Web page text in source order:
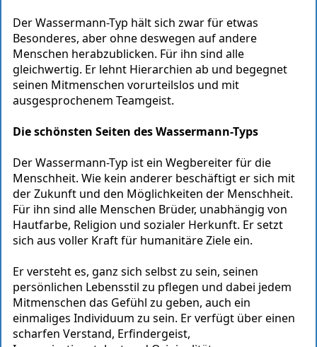
Der Wassermann-Typ hält sich zwar für etwas
Besonderes, aber ohne deswegen auf andere
Menschen herabzublicken. Für ihn sind alle
gleichwertig. Er lehnt Hierarchien ab und begegnet
seinen Mitmenschen vorurteilslos und mit
ausgesprochenem Teamgeist.
Die schönsten Seiten des Wassermann-Typs
Der Wassermann-Typ ist ein Wegbereiter für die
Menschheit. Wie kein anderer beschäftigt er sich mit
der Zukunft und den Möglichkeiten der Menschheit.
Für ihn sind alle Menschen Brüder, unabhängig von
Hautfarbe, Religion und sozialer Herkunft. Er setzt
sich aus voller Kraft für humanitäre Ziele ein.
Er versteht es, ganz sich selbst zu sein, seinen
persönlichen Lebensstil zu pflegen und dabei jedem
Mitmenschen das Gefühl zu geben, auch ein
einmaliges Individuum zu sein. Er verfügt über einen
scharfen Verstand, Erfindergeist,